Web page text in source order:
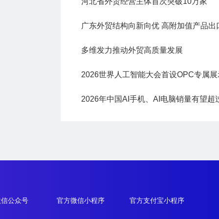
多维发力推动外贸高质量发展
2026世界人工智能大会首设OPC专属
公众号 官方微信小程序 官方支付宝小程序